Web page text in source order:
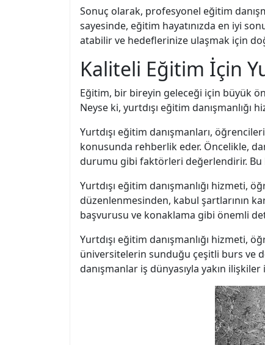
Sonuç olarak, profesyonel eğitim
sayesinde, eğitim hayatınızda en iyi
atabilir ve hedeflerinize ulaşmak için
Kaliteli Eğitim İçin
Eğitim, bir bireyin geleceği için büyük
Neyse ki, yurtdışı eğitim danışmanlığı
Yurtdışı eğitim danışmanları,
konusunda rehberlik eder. Öncelikle,
durumu gibi faktörleri değerlendirir. Bu
Yurtdışı eğitim danışmanlığı hizmeti,
düzenlenmesinden, kabul şartlarının
başvurusu ve konaklama gibi önemli
Yurtdışı eğitim danışmanlığı hizmeti,
üniversitelerin sunduğu çeşitli burs ve
danışmanlar iş dünyasıyla yakın